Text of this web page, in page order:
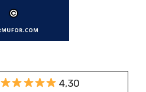
4,30